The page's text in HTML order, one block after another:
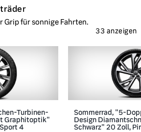
Grip für sonnige Fahrten.
33 anzeigen
Turbinen-
Graphitoptik"
4
Sommerrad, "5-
Design
Schwarz" 20 Zoll,